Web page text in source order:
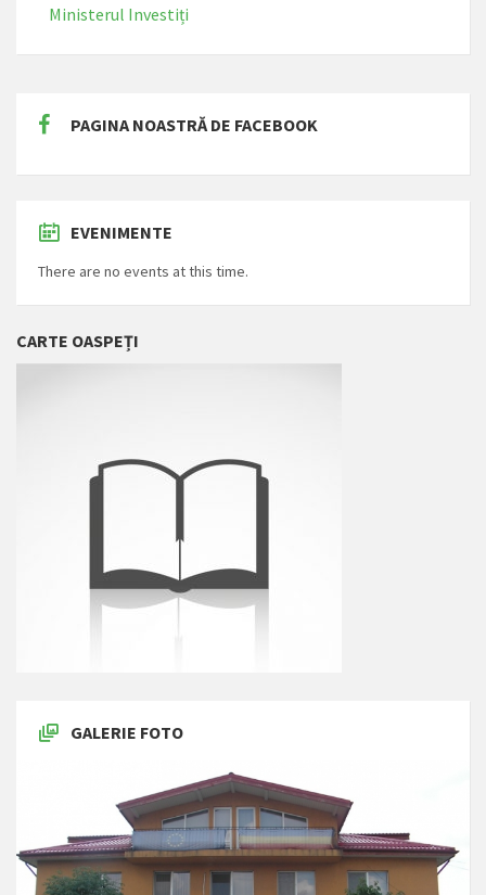
Ministerul Investiți
PAGINA NOASTRĂ DE FACEBOOK
EVENIMENTE
There are no events at this time.
CARTE OASPEȚI
GALERIE FOTO